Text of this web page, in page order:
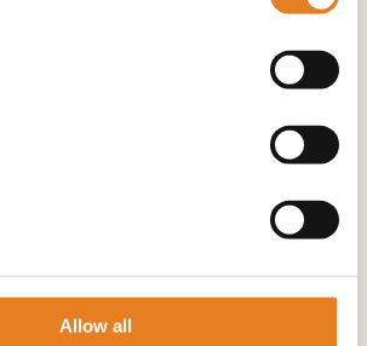
Allow all
4 √ heel veel hapjes √ heel veel
€ 189.00